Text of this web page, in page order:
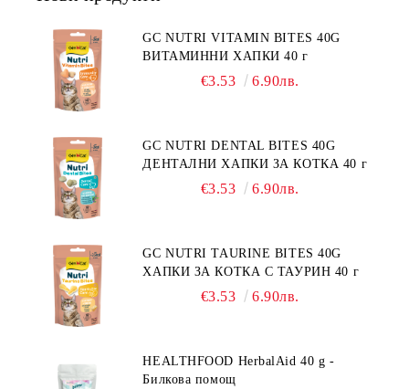
НЕПОНОСИМОСТТА КЪМ НЯКОИ
СЪСТАВКИ И ХРАНИ
GC NUTRI VITAMIN BITES 40G
ВИТАМИННИ ХАПКИ 40 г
€3.53 6.90лв.
GC NUTRI DENTAL BITES 40G
ДЕНТАЛНИ ХАПКИ ЗА КОТКА 40 г
€3.53 6.90лв.
GC NUTRI TAURINE BITES 40G
ХАПКИ ЗА КОТКА С ТАУРИН 40 г
€3.53 6.90лв.
HEALTHFOOD HerbalAid 40 g -
Билкова помощ